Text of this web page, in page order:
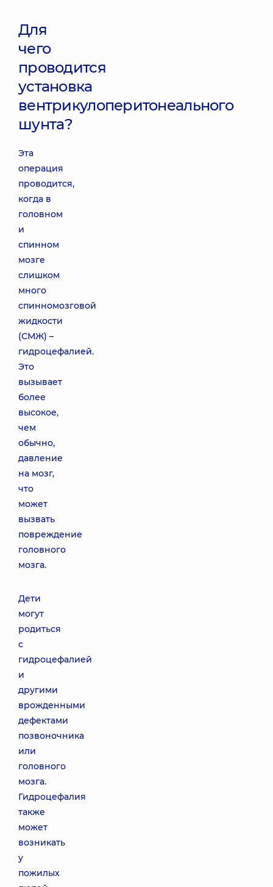
Для
чего
проводится
установка
вентрикулоперитонеального
шунта?
Эта
операция
проводится,
когда в
головном
и
спинном
мозге
слишком
много
спинномозговой
жидкости
(СМЖ) –
гидроцефалией.
Это
вызывает
более
высокое,
чем
обычно,
давление
на мозг,
что
может
вызвать
повреждение
головного
мозга.
Дети
могут
родиться
с
гидроцефалией
и
другими
врожденными
дефектами
позвоночника
или
головного
мозга.
Гидроцефалия
также
может
возникать
у
пожилых